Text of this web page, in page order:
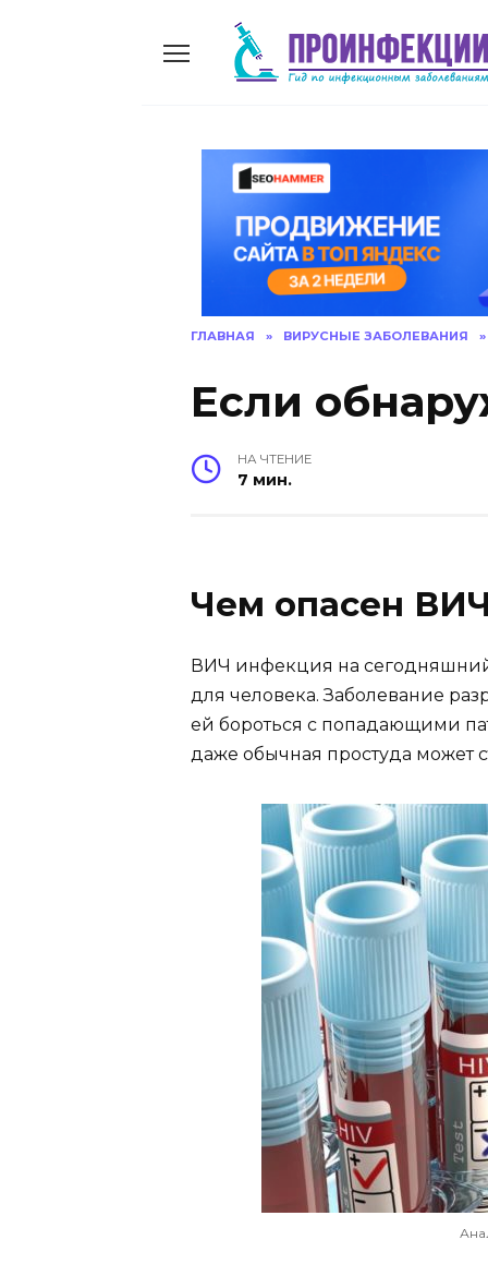
ГЛАВНАЯ » ВИРУСНЫЕ ЗАБОЛЕВАНИЯ »
Если
НА ЧТЕНИЕ
7 мин.
Чем опасен
ВИЧ инфекция на
для человека. Заболевание
ей бороться с попадающими
даже обычная простуда может